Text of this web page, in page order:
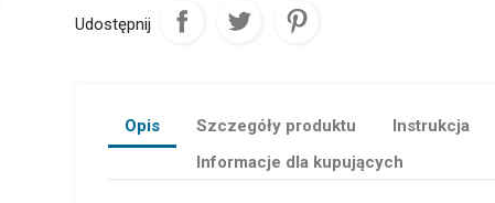
Udostępnij
Opis Szczegóły produktu
Instrukcja
Informacje dla kupujących